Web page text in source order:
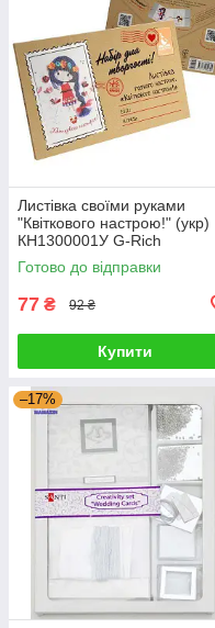
Листівка своїми руками
"Квіткового настрою!" (укр)
КН1300001У G-Rich
Готово до відправки
77 ₴ 92 ₴
Купити
–17%